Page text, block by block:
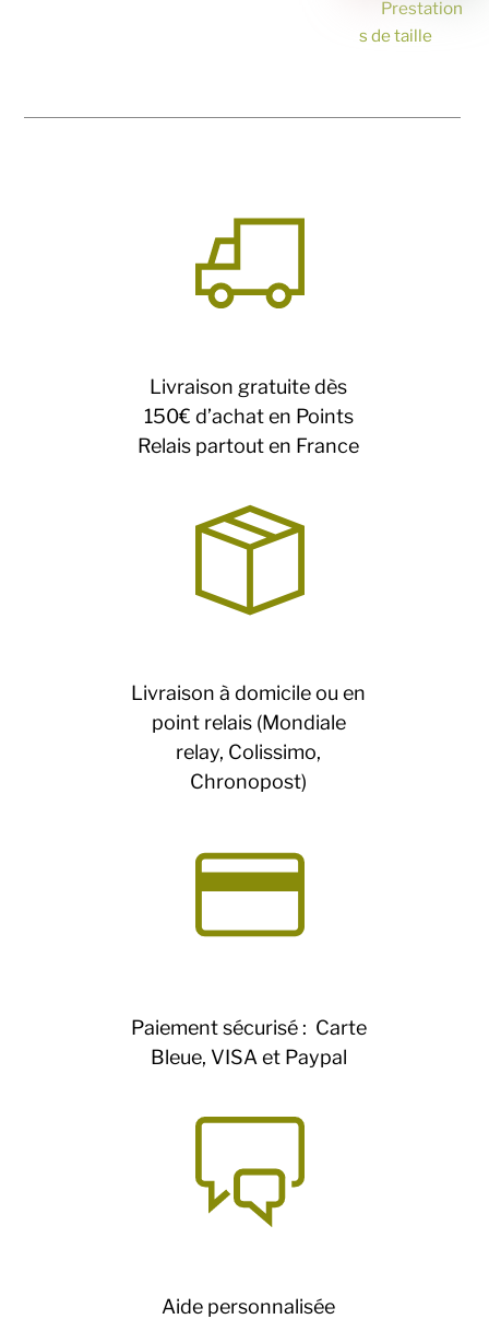
Prestation
s de taille
Livraison gratuite dès
150€ d’achat en Points
Relais partout en France
Livraison à domicile ou en
point relais (Mondiale
relay, Colissimo,
Chronopost)
Paiement sécurisé : Carte
Bleue, VISA et Paypal
Aide personnalisée